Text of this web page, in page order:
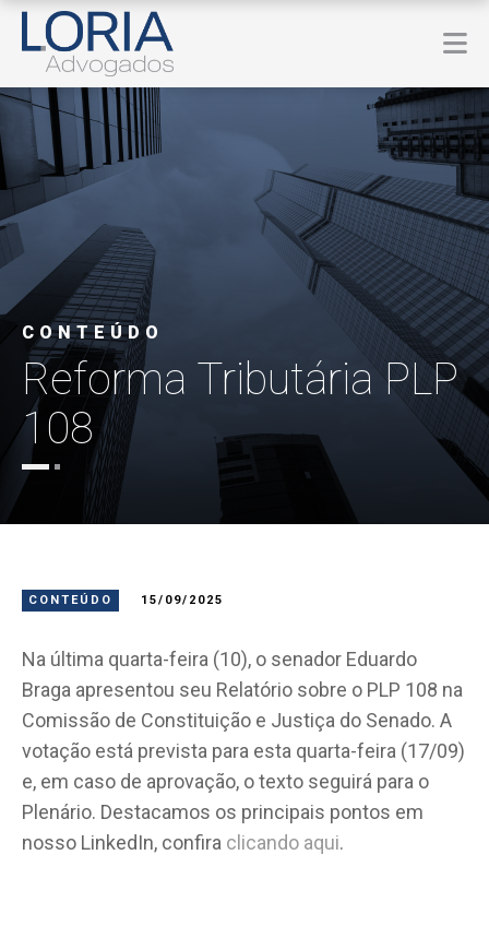
CONTEÚDO
Reforma Tributária PLP
108
CONTEÚDO 15/09/2025
Na última quarta-feira (10), o senador Eduardo
Braga apresentou seu Relatório sobre o PLP 108 na
Comissão de Constituição e Justiça do Senado. A
votação está prevista para esta quarta-feira (17/09)
e, em caso de aprovação, o texto seguirá para o
Plenário. Destacamos os principais pontos em
nosso LinkedIn, confira clicando aqui.